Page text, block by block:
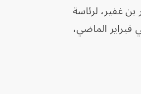
غفير، لرئاسة
فبراير الماضي،